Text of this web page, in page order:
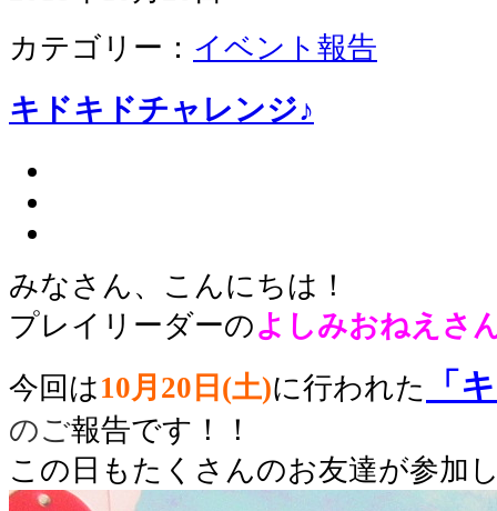
カテゴリー： イベント報告
キドキドチャレンジ♪
みなさん、こんにちは！
プレイリーダーのよしみおねえさ
今回は10月20 日(土)に行われた 「
のご報告です！！
この日もたくさんのお友達が参加